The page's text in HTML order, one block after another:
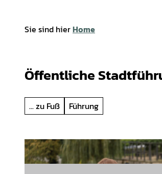
Sie sind hierHome
Öffentliche
... zu Fuß Führung